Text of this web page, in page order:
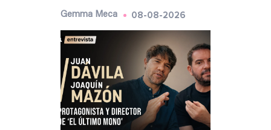
Gemma Meca 08-08-2026